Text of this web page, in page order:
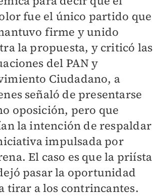
fue el único partido que
firme y unido
la propuesta, y criticó las
del PAN y
Ciudadano, a
señaló de presentarse
oposición, pero que
la intención de respaldar
impulsada por
El caso es que la priísta
pasar la oportunidad
tirar a los contrincantes.